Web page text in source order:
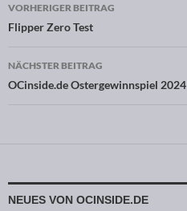
Beitragsnavigation
VORHERIGER BEITRAG
Flipper Zero Test
NÄCHSTER BEITRAG
OCinside.de Ostergewinnspiel 2024
NEUES VON OCINSIDE.DE